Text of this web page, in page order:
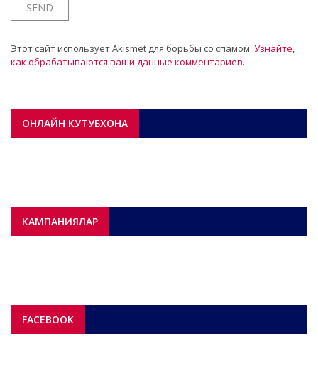
Этот сайт использует Akismet для борьбы со спамом. Узнайте,
как обрабатываются ваши данные комментариев.
ОНЛАЙН КУТУБХОНА
КАМПАНИЯЛАР
FACEBOOK